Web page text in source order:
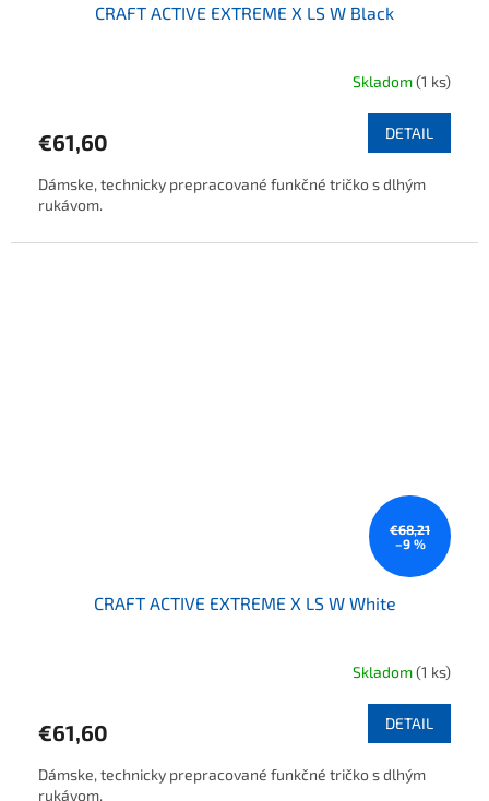
CRAFT ACTIVE EXTREME X LS W Black
Skladom(1 ks)
€61,60 DETAIL
Dámske, technicky prepracované funkčné tričko s dlhým
rukávom.
€68,21
–9 %
CRAFT ACTIVE EXTREME X LS W White
Skladom(1 ks)
€61,60 DETAIL
Dámske, technicky prepracované funkčné tričko s dlhým
rukávom.